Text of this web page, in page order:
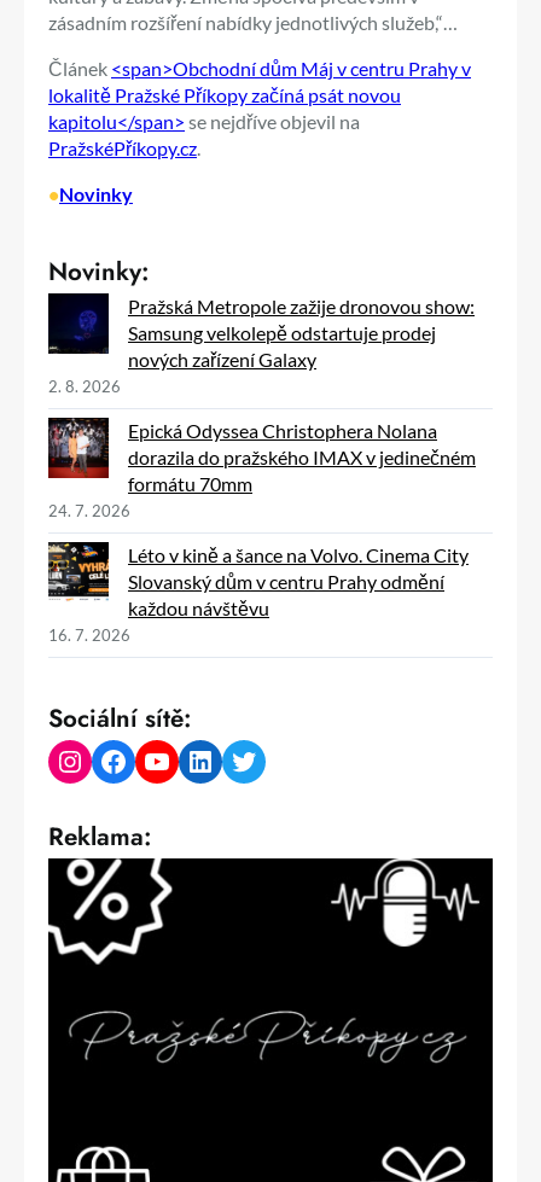
zásadním rozšíření nabídky jednotlivých služeb,“…
Článek <span>Obchodní dům Máj v centru Prahy v
lokalitě Pražské Příkopy začíná psát novou
kapitolu</span> se nejdříve objevil na
PražskéPříkopy.cz
•Novinky
Novinky:
Pražská Metropole zažije dronovou show:
Samsung velkolepě odstartuje prodej
nových zařízení Galaxy
2. 8. 2026
Epická Odyssea Christophera Nolana
dorazila do pražského IMAX v jedinečném
formátu 70mm
24. 7. 2026
Léto v kině a šance na Volvo. Cinema City
Slovanský dům v centru Prahy odmění
každou návštěvu
16. 7. 2026
Sociální sítě:
Instagram Facebook YouTube LinkedIn Twitter
Reklama: